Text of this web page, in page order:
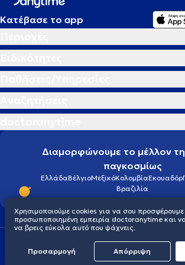
Κατέβασε το app
Διαμορφώνουμε το μέλλον
παγκοσμίως
ΕλλάδαΒέλγιοΜεξικόΚολομβίαΕκουαδόρ
Βραζιλία
Πολιτική προστασίας
© 2026 doctoranytime
Χρησιμοποιούμε cookies για να σου
προσωποποιημένη εμπειρία doctoranytime και
να βρεις εύκολα αυτό που ψάχνεις.
Προσαρμογή Απόρριψη